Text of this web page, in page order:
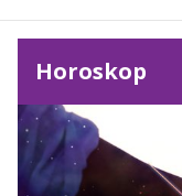
Horoskop